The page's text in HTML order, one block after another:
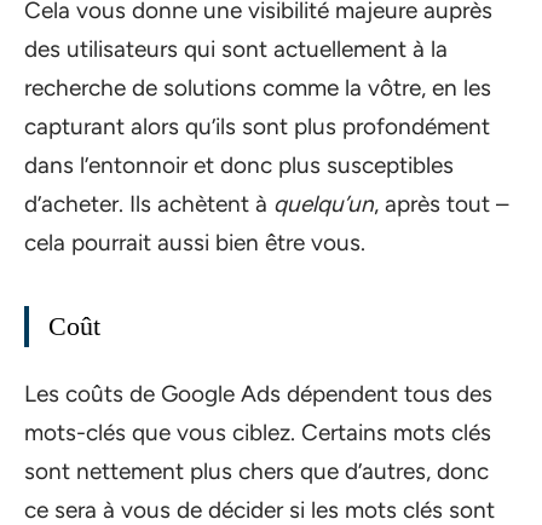
Cela vous donne une visibilité majeure auprès
des utilisateurs qui sont actuellement à la
recherche de solutions comme la vôtre, en les
capturant alors qu’ils sont plus profondément
dans l’entonnoir et donc plus susceptibles
d’acheter. Ils achètent à quelqu’un, après tout –
cela pourrait aussi bien être vous.
Coût
Les coûts de Google Ads dépendent tous des
mots-clés que vous ciblez. Certains mots clés
sont nettement plus chers que d’autres, donc
ce sera à vous de décider si les mots clés sont